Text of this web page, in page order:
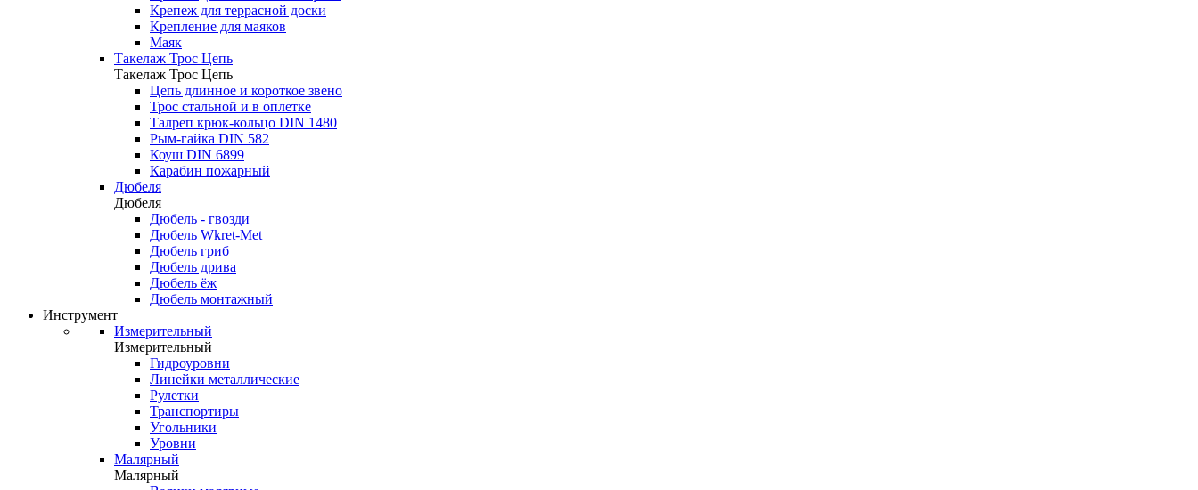
Крепеж для террасной доски
Крепление для маяков
Маяк
Такелаж Трос Цепь
Такелаж Трос Цепь
Цепь длинное и короткое звено
Трос стальной и в оплетке
Талреп крюк-кольцо DIN 1480
Рым-гайка DIN 582
Коуш DIN 6899
Карабин пожарный
Дюбеля
Дюбеля
Дюбель - гвозди
Дюбель Wkret-Met
Дюбель гриб
Дюбель дрива
Дюбель ёж
Дюбель монтажный
Инструмент
Измерительный
Измерительный
Гидроуровни
Линейки металлические
Рулетки
Транспортиры
Угольники
Уровни
Малярный
Малярный